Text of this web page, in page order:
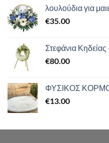
από 5
λουλούδια για
€35.00
Στεφάνια
€80.00
ΦΥΣΙΚΟΣ
€13.00